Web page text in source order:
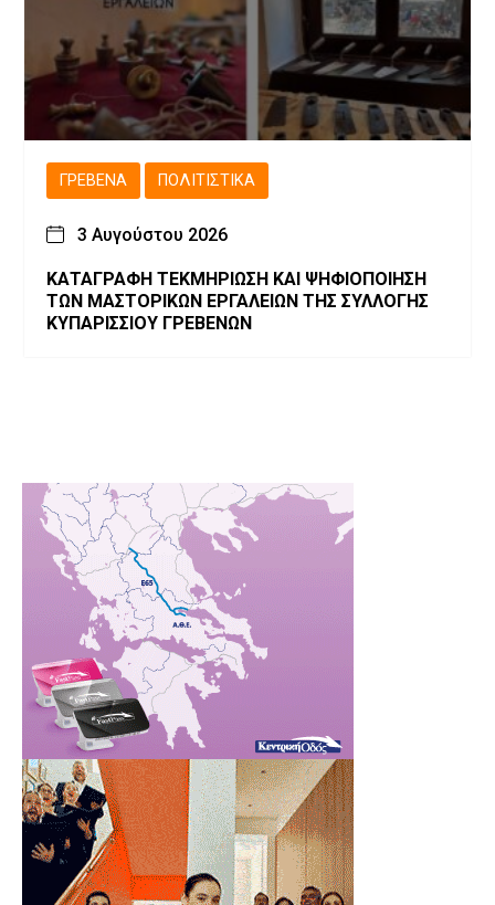
ΓΡΕΒΕΝΆ ΠΟΛΙΤΙΣΤΙΚΆ
3 Αυγούστου 2026
ΚΑΤΑΓΡΑΦΗ ΤΕΚΜΗΡΙΩΣΗ ΚΑΙ ΨΗΦΙΟΠΟΙΗΣΗ
ΤΩΝ ΜΑΣΤΟΡΙΚΩΝ ΕΡΓΑΛΕΙΩΝ ΤΗΣ ΣΥΛΛΟΓΗΣ
ΚΥΠΑΡΙΣΣΙΟΥ ΓΡΕΒΕΝΩΝ